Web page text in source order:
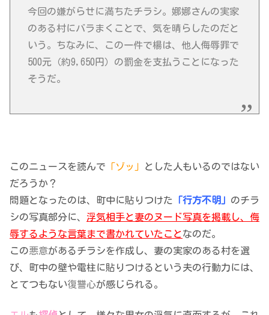
今回の嫌がらせに満ちたチラシ。娜娜さんの実家
のある村にバラまくことで、気を晴らしたのだと
いう。ちなみに、この一件で楊は、他人侮辱罪で
500元（約9,650円）の罰金を支払うことになった
そうだ。
このニュースを読んで 「ゾッ」
とした人もいるのではない
だろうか？
問題となったのは、町中に貼りつけた
「行方不明」 のチラ
シの写真部分に、 浮気相手と妻のヌード写真を掲載し、侮
辱するような言葉まで書かれていたことなのだ。
この悪意があるチラシを作成し、妻の実家のある村を選
び、町中の壁や電柱に貼りつけるという夫の行動力には、
とてつもない復讐心が感じられる。